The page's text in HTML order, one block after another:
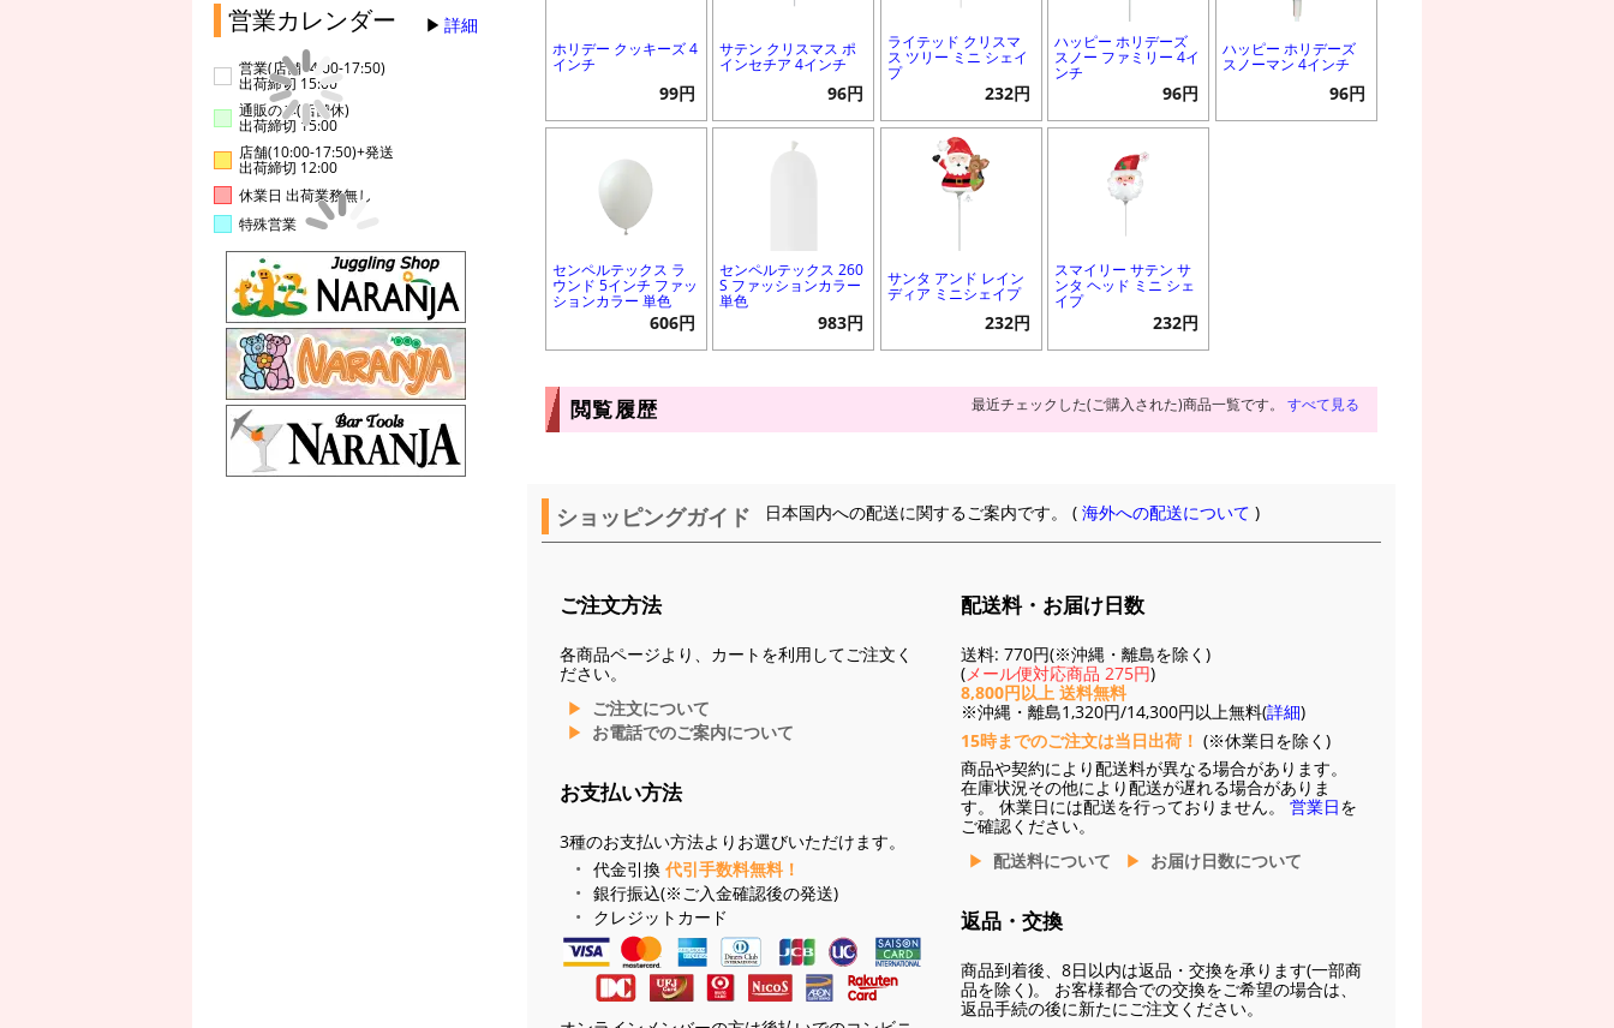
営業カレンダー 詳細
営業(店舗14:00-17:50)
出荷締切 15:00
通販のみ(店舗休)
出荷締切 15:00
店舗(10:00-17:50)+発送
出荷締切 12:00
休業日 出荷業務無し
特殊営業
ホリデー クッキーズ 4
インチ
99円
サテン クリスマス ポ
インセチア 4インチ
96円
ライテッド クリスマ
ス ツリー ミニ シェイ
プ
232円
ハッピー ホリデーズ
スノー ファミリー 4イ
ンチ
96円
ハッピー ホリデーズ
スノーマン 4インチ
96円
センペルテックス ラ
ウンド 5インチ ファッ
ションカラー 単色
606円
センペルテックス 260
S ファッションカラー
単色
983円
サンタ アンド レイン
ディア ミニシェイプ
232円
スマイリー サテン サ
ンタ ヘッド ミニ シェ
イプ
232円
閲覧履歴 最近チェックした(ご購入された)商品一覧です。 すべて見る
ショッピングガイド 日本国内への配送に関するご案内です。 (海外への配送について )
ご注文方法
各商品ページより、カートを利用してご注文く
ださい。
ご注文について
お電話でのご案内について
お支払い方法
3種のお支払い方法よりお選びいただけます。
代金引換 代引手数料無料！
銀行振込(※ご入金確認後の発送)
クレジットカード
配送料・お届け日数
送料: 770円(※沖縄・離島を除く)
(メール便対応商品 275円)
8,800円以上 送料無料
※沖縄・離島1,320円/14,300円以上無料(詳細)
15時までのご注文は当日出荷！ (※休業日を除く)
商品や契約により配送料が異なる場合があります。
在庫状況その他により配送が遅れる場合がありま
す。 休業日には配送を行っておりません。 営業日を
ご確認ください。
配送料について
お届け日数について
返品・交換
商品到着後、8日以内は返品・交換を承ります(一部商
品を除く)。 お客様都合での交換をご希望の場合は、
返品手続の後に新たにご注文ください。